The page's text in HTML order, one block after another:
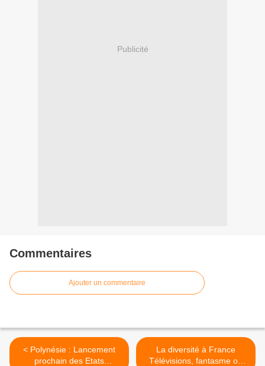
Publicité
Commentaires
Ajouter un commentaire
< Polynésie : Lancement
prochain des Etats
La diversité à France
Télévisions, fantasme ou